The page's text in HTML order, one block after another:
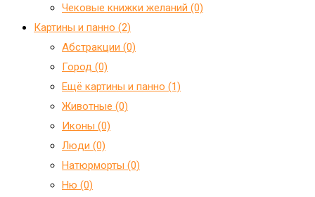
Чековые книжки желаний (0)
Картины и панно (2)
Абстракции (0)
Город (0)
Ещё картины и панно (1)
Животные (0)
Иконы (0)
Люди (0)
Натюрморты (0)
Ню (0)